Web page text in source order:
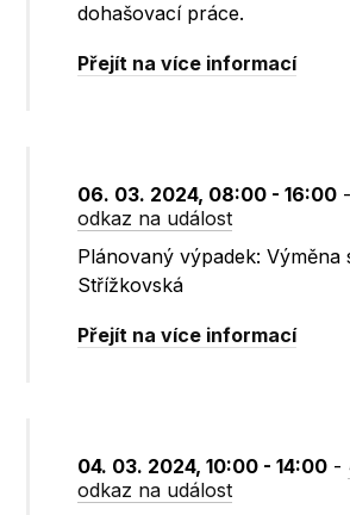
dohašovací práce.
Přejít na více informací
06. 03. 2024, 08:00 - 16:00 -
odkaz na událost
Plánovaný výpadek: Výměna
Střížkovská
Přejít na více informací
04. 03. 2024, 10:00 - 14:00 -
odkaz na událost